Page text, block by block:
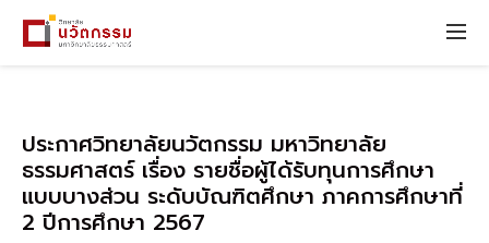
ประกาศวิทยาลัยนวัตกรรม มหาวิทยาลัย
ธรรมศาสตร์ เรื่อง รายชื่อผู้ได้รับทุนการศึกษา
แบบบางส่วน ระดับบัณฑิตศึกษา ภาคการศึกษาที่
2 ปีการศึกษา 2567